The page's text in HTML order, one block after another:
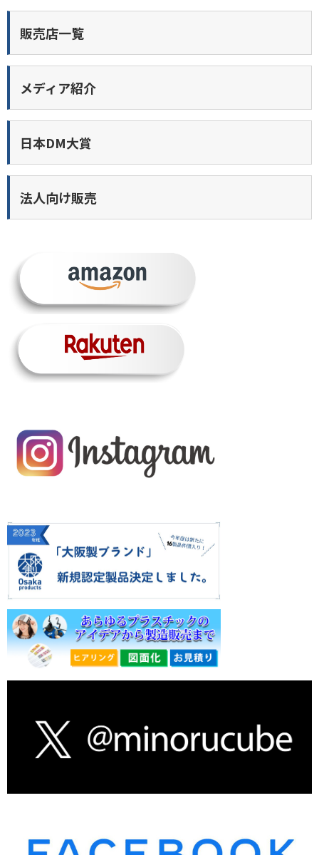
販売店一覧
メディア紹介
日本DM大賞
法人向け販売